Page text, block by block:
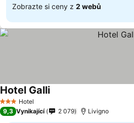
Zobrazte si ceny z 2 webů
3 Počet hvězdiček
Hotel
Hotel Galli
9,3 Vynikající 2 079 Livigno